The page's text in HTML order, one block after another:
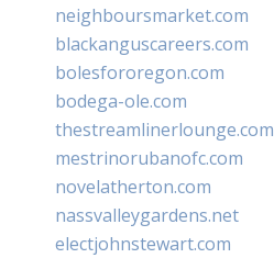
neighboursmarket.com
blackanguscareers.com
bolesfororegon.com
bodega-ole.com
thestreamlinerlounge.com
mestrinorubanofc.com
novelatherton.com
nassvalleygardens.net
electjohnstewart.com